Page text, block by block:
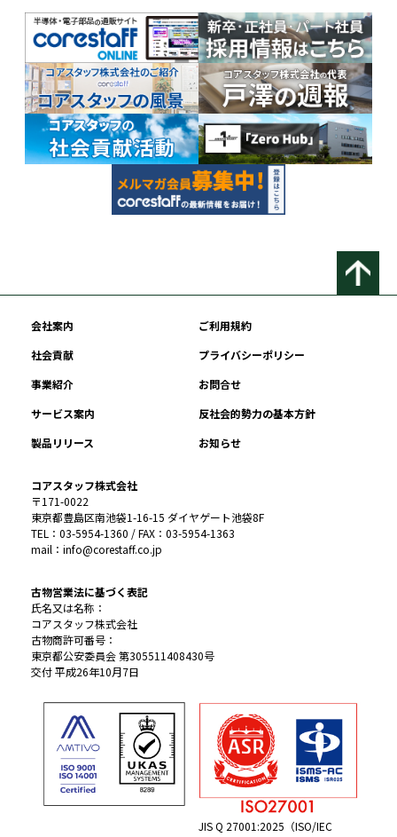
会社案内
ご利用規約
社会貢献
プライバシーポリシー
事業紹介
お問合せ
サービス案内
反社会的勢力の基本方針
製品リリース
お知らせ
コアスタッフ株式会社
〒171-0022
東京都豊島区南池袋1-16-15 ダイヤゲート池袋8F
TEL：03-5954-1360 / FAX：03-5954-1363
mail：info@corestaff.co.jp
古物営業法に基づく表記
氏名又は名称：
コアスタッフ株式会社
古物商許可番号：
東京都公安委員会 第305511408430号
交付 平成26年10月7日
JIS Q 27001:2025（ISO/IEC